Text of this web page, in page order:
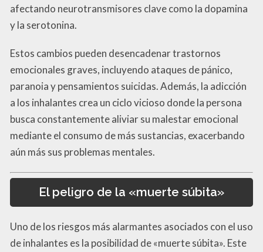
afectando neurotransmisores clave como la dopamina
y la serotonina.
Estos cambios pueden desencadenar trastornos
emocionales graves, incluyendo ataques de pánico,
paranoia y pensamientos suicidas. Además, la adicción
a los inhalantes crea un ciclo vicioso donde la persona
busca constantemente aliviar su malestar emocional
mediante el consumo de más sustancias, exacerbando
aún más sus problemas mentales.
El peligro de la «muerte súbita»
Uno de los riesgos más alarmantes asociados con el uso
de inhalantes es la posibilidad de «muerte súbita». Este